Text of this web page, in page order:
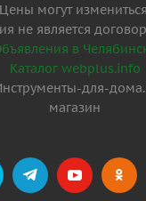
Цены могут
не является
в
Каталог webplus.info
для-
магазин